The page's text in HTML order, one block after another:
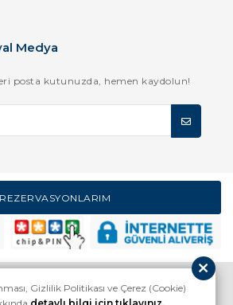
Medya
posta kutunuzda, hemen kaydolun!
REZERVASYONLARIM
HAKKIMIZDA
Gizlilik Politikası ve Çerez (Cookie)